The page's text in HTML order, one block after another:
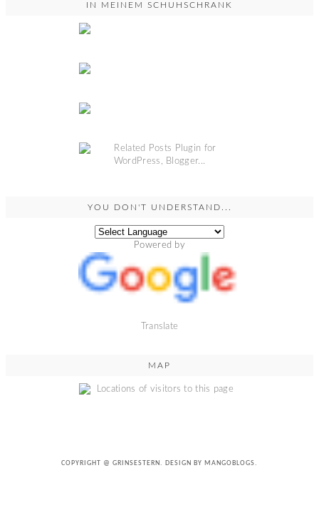
IN MEINEM SCHUHSCHRANK
YOU DON'T UNDERSTAND...
Powered by
Translate
MAP
COPYRIGHT @ GRINSESTERN. DESIGN BY MANGOBLOGS.